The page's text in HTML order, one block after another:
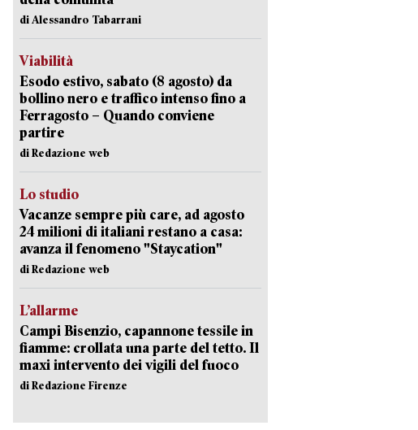
di Alessandro Tabarrani
Viabilità
Esodo estivo, sabato (8 agosto) da
bollino nero e traffico intenso fino a
Ferragosto – Quando conviene
partire
di Redazione web
Lo studio
Vacanze sempre più care, ad agosto
24 milioni di italiani restano a casa:
avanza il fenomeno "Staycation"
di Redazione web
L’allarme
Campi Bisenzio, capannone tessile in
fiamme: crollata una parte del tetto. Il
maxi intervento dei vigili del fuoco
di Redazione Firenze